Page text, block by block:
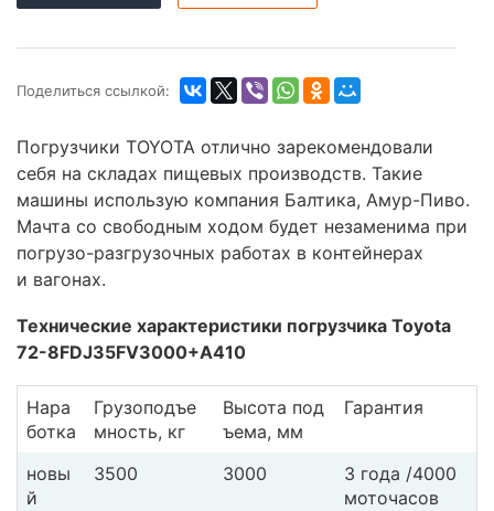
Поделиться ссылкой:
Погрузчики TOYOTA отлично зарекомендовали
себя на складах пищевых производств. Такие
машины использую компания Балтика, Амур-Пиво.
Мачта со свободным ходом будет незаменима при
погрузо-разгрузочных работах в контейнерах
и вагонах.
Технические характеристики погрузчика Toyota
72-8FDJ35FV3000+А410
Нара
ботка
Грузоподъе
мность, кг
Высота под
ъема, мм
Гарантия
новы
й
3500 3000
3 года /4000
моточасов